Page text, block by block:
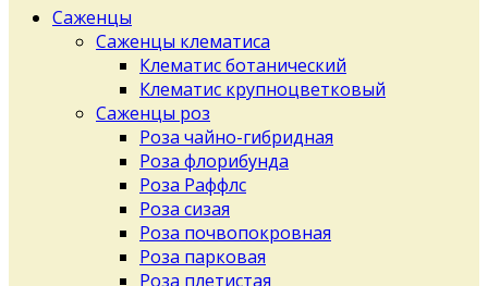
Саженцы
Саженцы клематиса
Клематис ботанический
Клематис крупноцветковый
Саженцы роз
Роза чайно-гибридная
Роза флорибунда
Роза Раффлс
Роза сизая
Роза почвопокровная
Роза парковая
Роза плетистая